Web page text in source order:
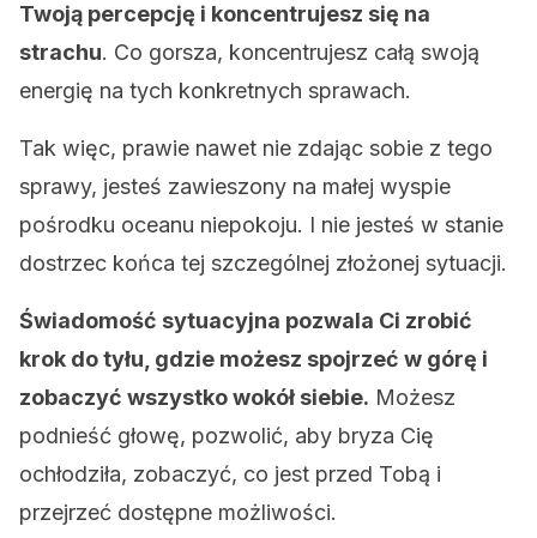
Twoją percepcję i koncentrujesz się na
strachu. Co gorsza, koncentrujesz całą swoją
energię na tych konkretnych sprawach.
Tak więc, prawie nawet nie zdając sobie z tego
sprawy, jesteś zawieszony na małej wyspie
pośrodku oceanu niepokoju. I nie jesteś w stanie
dostrzec końca tej szczególnej złożonej sytuacji.
Świadomość sytuacyjna pozwala Ci zrobić
krok do tyłu, gdzie możesz spojrzeć w górę i
zobaczyć wszystko wokół siebie. Możesz
podnieść głowę, pozwolić, aby bryza Cię
ochłodziła, zobaczyć, co jest przed Tobą i
przejrzeć dostępne możliwości.